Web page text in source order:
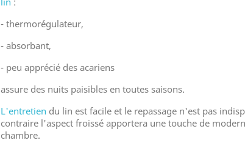
- thermorégulateur,
- absorbant,
- peu apprécié des acariens
assure des nuits paisibles en toutes saisons.
L'entretien du lin est facile et le repassage n'est pas
contraire l'aspect froissé apportera une touche de
chambre.